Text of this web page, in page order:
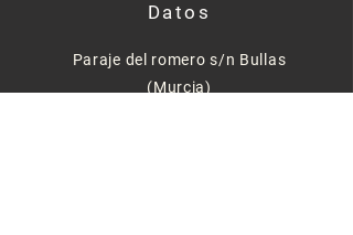
Datos
Paraje del romero s/n Bullas
(Murcia)